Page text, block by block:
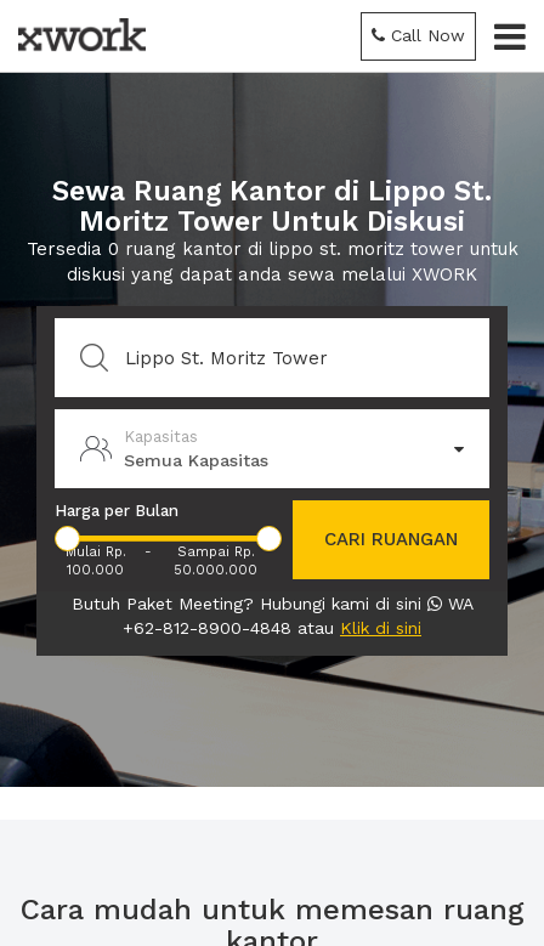
Call Now
Sewa Ruang Kantor di Lippo St.
Moritz Tower Untuk Diskusi
Tersedia 0 ruang kantor di lippo st. moritz tower untuk
diskusi yang dapat anda sewa melalui XWORK
Kapasitas
Semua Kapasitas
Harga per Bulan
Mulai Rp.
100.000
-
Sampai Rp.
50.000.000
CARI RUANGAN
Butuh Paket Meeting? Hubungi kami di sini
WA
+62-812-8900-4848 atau Klik di sini
Cara mudah untuk memesan ruang